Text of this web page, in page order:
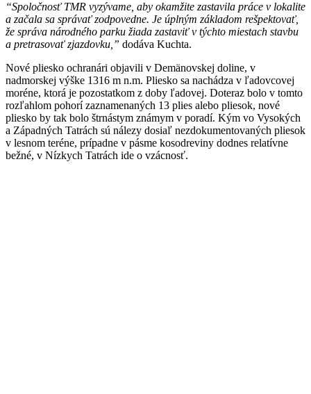
“Spoločnosť TMR vyzývame, aby okamžite zastavila práce v lokalite
a začala sa správať zodpovedne. Je úplným základom rešpektovať,
že správa národného parku žiada zastaviť v týchto miestach stavbu
a pretrasovať zjazdovku,” dodáva Kuchta.
Nové pliesko ochranári objavili v Demänovskej doline, v
nadmorskej výške 1316 m n.m. Pliesko sa nachádza v ľadovcovej
moréne, ktorá je pozostatkom z doby ľadovej. Doteraz bolo v tomto
rozľahlom pohorí zaznamenaných 13 plies alebo pliesok, nové
pliesko by tak bolo štrnástym známym v poradí. Kým vo Vysokých
a Západných Tatrách sú nálezy dosiaľ nezdokumentovaných pliesok
v lesnom teréne, prípadne v pásme kosodreviny dodnes relatívne
bežné, v Nízkych Tatrách ide o vzácnosť.